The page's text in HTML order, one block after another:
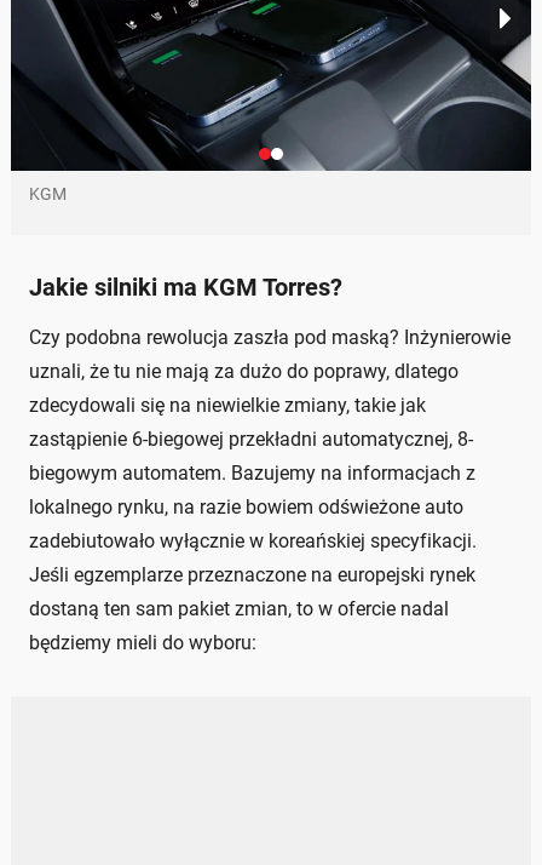
KGM
Jakie silniki ma KGM Torres?
Czy podobna rewolucja zaszła pod maską? Inżynierowie
uznali, że tu nie mają za dużo do poprawy, dlatego
zdecydowali się na niewielkie zmiany, takie jak
zastąpienie 6-biegowej przekładni automatycznej, 8-
biegowym automatem. Bazujemy na informacjach z
lokalnego rynku, na razie bowiem odświeżone auto
zadebiutowało wyłącznie w koreańskiej specyfikacji.
Jeśli egzemplarze przeznaczone na europejski rynek
dostaną ten sam pakiet zmian, to w ofercie nadal
będziemy mieli do wyboru: